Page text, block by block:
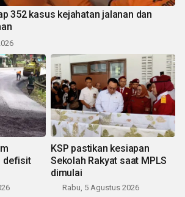
352 kasus kejahatan jalanan dan
defisit
KSP pastikan kesiapan
Sekolah Rakyat saat MPLS
dimulai
Rabu, 5 Agustus 2026